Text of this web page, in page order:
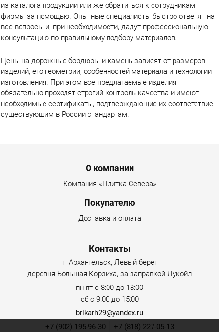
из каталога продукции или же обратиться к сотрудникам
фирмы за помощью. Опытные специалисты быстро ответят на
все вопросы и, при необходимости, дадут профессиональную
консультацию по правильному подбору материалов.
Цены на дорожные бордюры и камень зависят от размеров
изделий, его геометрии, особенностей материала и технологии
изготовления. При этом все предлагаемые изделия
обязательно проходят строгий контроль качества и имеют
необходимые сертификаты, подтверждающие их соответствие
существующим в России стандартам.
О компании
Компания «Плитка Севера»
Покупателю
Доставка и оплата
Контакты
г. Архангельск, Левый берег
деревня Большая Корзиха, за заправкой Лукойл
пн-пт с 8:00 до 18:00
сб с 9:00 до 15:00
brikarh29@yandex.ru
+7 (902) 195-96-30
+7 (818) 227-05-13